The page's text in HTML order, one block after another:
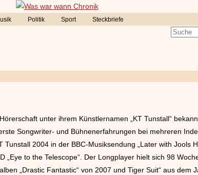
Politik Sport Steckbriefe
unter ihrem Künstlernamen „KT Tunstall“
Songwriter- und Bühnenerfahrungen bei mehreren
2004 in der BBC-Musiksendung „Later with Jools
to the Telescope“. Der Longplayer hielt sich 98
„Drastic Fantastic“ von 2007 und Tiger Suit“ aus dem